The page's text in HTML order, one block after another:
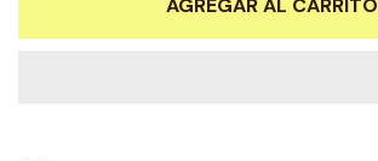
de
Set
de
AGREGAR AL CARRITO